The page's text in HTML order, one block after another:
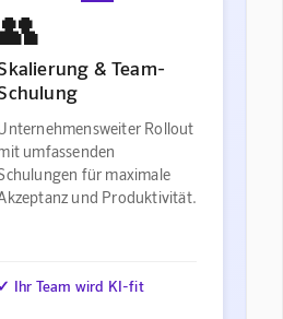
& Team-
Rollout
umfassenden
für maximale
und Produktivität.
✓ Ihr Team wird KI-fit